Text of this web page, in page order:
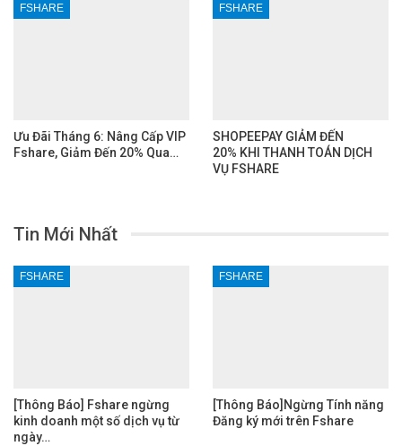
FSHARE
Ưu Đãi Tháng 6: Nâng Cấp VIP
Fshare, Giảm Đến 20% Qua…
FSHARE
SHOPEEPAY GIẢM ĐẾN
20% KHI THANH TOÁN DỊCH
VỤ FSHARE
Tin Mới Nhất
FSHARE
[Thông Báo] Fshare ngừng
kinh doanh một số dịch vụ từ
ngày…
FSHARE
[Thông Báo]Ngừng Tính năng
Đăng ký mới trên Fshare